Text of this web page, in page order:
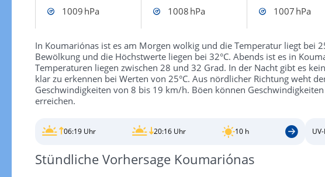
1009 hPa
1008 hPa 1007 hPa
In Koumariónas ist es am Morgen wolkig und die Temperatur liegt bei
Bewölkung und die Höchstwerte liegen bei 32°C. Abends ist es in
Temperaturen liegen zwischen 28 und 32 Grad. In der Nacht gibt es
klar zu erkennen bei Werten von 25°C. Aus nördlicher Richtung weht
Geschwindigkeiten von 8 bis 19 km/h. Böen können
erreichen.
06:19 Uhr 20:16 Uhr 10 h
Stündliche Vorhersage Koumariónas